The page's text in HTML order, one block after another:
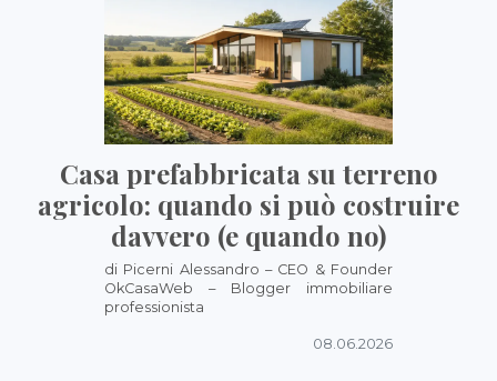
Casa prefabbricata su terreno
agricolo: quando si può costruire
davvero (e quando no)
di Picerni Alessandro – CEO & Founder
OkCasaWeb – Blogger immobiliare
professionista
08.06.2026